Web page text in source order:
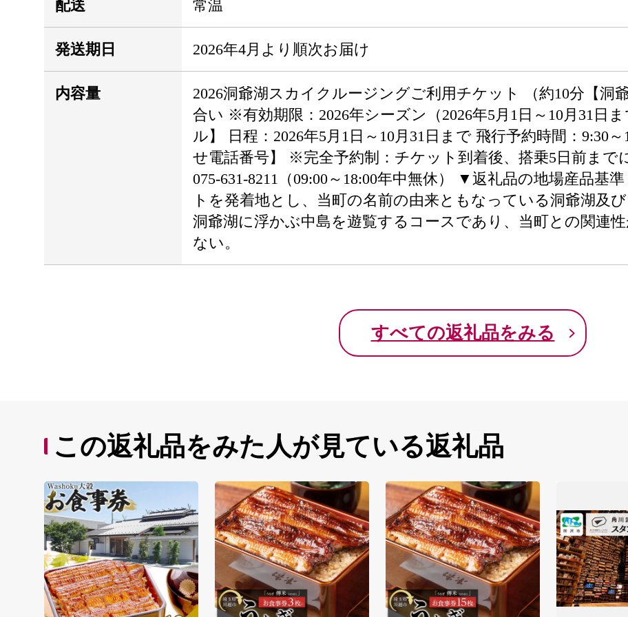
配送 常温
発送期日 2026年4月より順次お届け
内容量
2026洞爺湖スカイクルージングご利用チケット （約10分【洞
合い ※有効期限：2026年シーズン（2026年5月1日～10月31日
ル】 日程：2026年5月1日～10月31日まで 飛行予約時間：9:30
せ電話番号】 ※完全予約制：チケット到着後、搭乗5日前まで
075-631-8211（09:00～18:00年中無休） ▼返礼品の地場産品基
トを発着地とし、当町の名前の由来ともなっている洞爺湖及
洞爺湖に浮かぶ中島を遊覧するコースであり、当町との関連
ない。
すべての返礼品をみる
この返礼品をみた人が見ている返礼品